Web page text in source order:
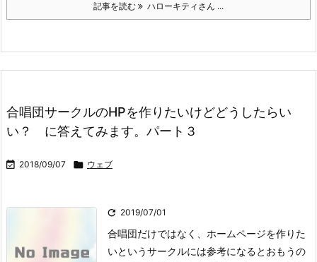
記事を読む ハローキティさん ...
合唱団サークルのHPを作りたいけどどうしたらい
い？ に答えてみます。パート３
 2018/09/07  ウェブ
 2019/07/01
合唱団だけではなく、ホームページを作りた
いというサークルには参考になるとおもうの